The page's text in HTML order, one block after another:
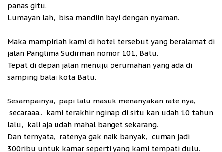
panas gitu.
Lumayan lah, bisa mandiin bayi dengan nyaman.
Maka mampirlah kami di hotel tersebut yang beralamat di
jalan Panglima Sudirman nomor 101, Batu.
Tepat di depan jalan menuju perumahan yang ada di
samping balai kota Batu.
Sesampainya, papi lalu masuk menanyakan rate nya,
secaraaa.. kami terakhir nginap di situ kan udah 10 tahun
lalu, kali aja udah mahal banget sekarang.
Dan ternyata, ratenya gak naik banyak, cuman jadi
300ribu untuk kamar seperti yang kami tempati dulu.